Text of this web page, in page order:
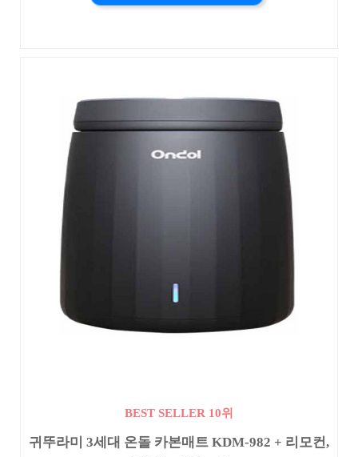
BEST SELLER 10위
귀뚜라미 3세대 온돌 카본매트 KDM-982 + 리모컨,